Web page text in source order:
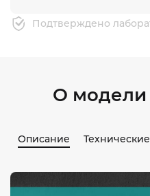
Подтверждено
О модели
Описание